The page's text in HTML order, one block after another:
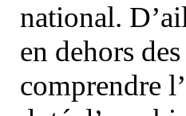
national.
en dehors
comprendre